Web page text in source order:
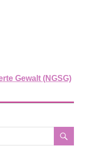
Gewalt (NGSG)